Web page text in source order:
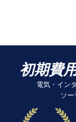
初期費
電気・イン
ソ